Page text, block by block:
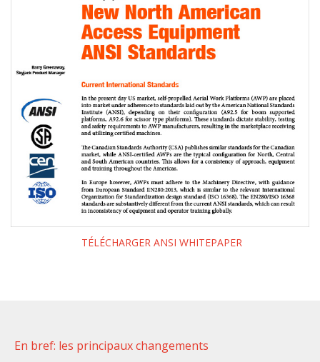
TÉLÉCHARGER ANSI WHITEPAPER
En bref: les principaux changements